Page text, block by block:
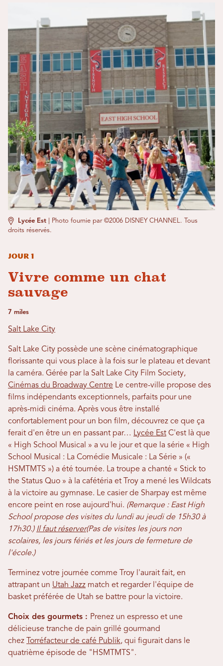
Lycée Est
Photo fournie par ©2006 DISNEY CHANNEL. Tous
droits réservés.
Jour 1
Vivre comme un chat
sauvage
7 miles
Salt Lake City
Salt Lake City possède une scène cinématographique
florissante qui vous place à la fois sur le plateau et devant
la caméra. Gérée par la Salt Lake City Film Society,
Cinémas du Broadway Centre Le centre-ville propose des
films indépendants exceptionnels, parfaits pour une
après-midi cinéma. Après vous être installé
confortablement pour un bon film, découvrez ce que ça
ferait d'en être un en passant par… Lycée Est C'est là que
« High School Musical » a vu le jour et que la série « High
School Musical : La Comédie Musicale : La Série » («
HSMTMTS ») a été tournée. La troupe a chanté « Stick to
the Status Quo » à la cafétéria et Troy a mené les Wildcats
à la victoire au gymnase. Le casier de Sharpay est même
encore peint en rose aujourd'hui. (Remarque : East High
School propose des visites du lundi au jeudi de 15h30 à
17h30.) Il faut réserver(Pas de visites les jours non
scolaires, les jours fériés et les jours de fermeture de
l'école.)
Terminez votre journée comme Troy l'aurait fait, en
attrapant un Utah Jazz match et regarder l'équipe de
basket préférée de Utah se battre pour la victoire.
Choix des gourmets : Prenez un espresso et une
délicieuse tranche de pain grillé gourmand
chez
Torréfacteur de café Publik, qui figurait dans le
quatrième épisode de "HSMTMTS".